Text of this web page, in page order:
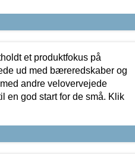
et produktfokus på
ud med bæreredskaber og
andre velovervejede
en god start for de små. Klik